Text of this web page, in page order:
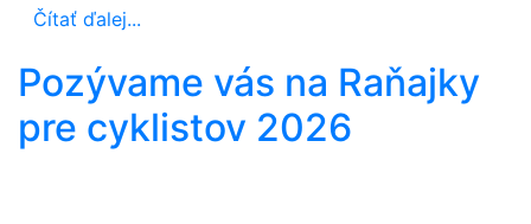
Čítať ďalej...
Pozývame vás na Raňajky
pre cyklistov 2026